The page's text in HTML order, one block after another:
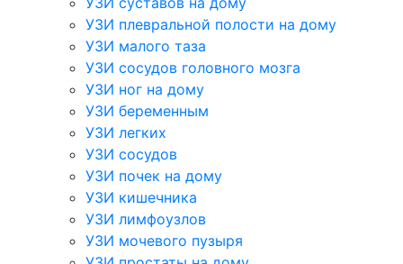
УЗИ плевральной полости на дому
УЗИ малого таза
УЗИ сосудов головного мозга
УЗИ ног на дому
УЗИ беременным
УЗИ легких
УЗИ сосудов
УЗИ почек на дому
УЗИ кишечника
УЗИ лимфоузлов
УЗИ мочевого пузыря